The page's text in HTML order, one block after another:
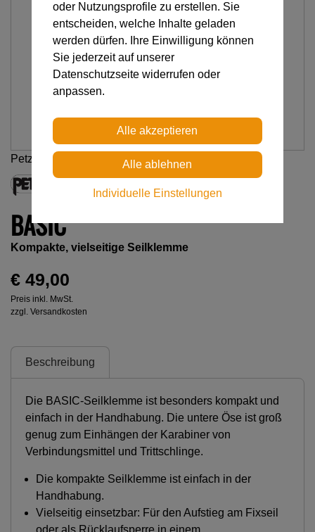
Petzl
BASIC
Kompakte, vielseitige Seilklemme
€ 49,00
Preis inkl. MwSt.
zzgl. Versandkosten
Beschreibung
Die BASIC-Seilklemme ist besonders kompakt und
einfach in der Handhabung. Die untere Öse ist groß
genug zum Einhängen der Karabiner von
Verbindungsmittel und Trittschlinge.
Die kompakte Seilklemme ist einfach in der
Handhabung.
Vielseitig einsetzbar: Für den Aufstieg am Fixseil
oder als Rücklaufsperre in einem
oder Nutzungsprofile zu erstellen. Sie
entscheiden, welche Inhalte geladen
werden dürfen. Ihre Einwilligung können
Sie jederzeit auf unserer
Datenschutzseite widerrufen oder
anpassen.
Individuelle Einstellungen